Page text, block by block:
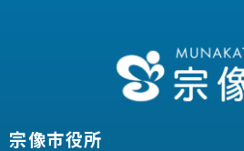
宗像市役所